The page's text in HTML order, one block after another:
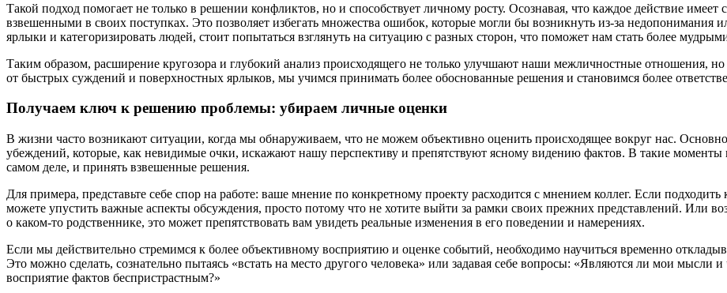
Такой подход помогает не только в решении конфликтов, но и способствует личному росту. Осознавая, что каждое действие
взвешенными в своих поступках. Это позволяет избегать множества ошибок, которые могли бы возникнуть из-за
ярлыки и категоризировать людей, стоит попытаться взглянуть на ситуацию с разных сторон, что поможет нам стать более
Таким образом, расширение кругозора и глубокий анализ происходящего не только улучшают наши межличностные отношения,
от быстрых суждений и поверхностных ярлыков, мы учимся принимать более обоснованные решения и становимся более
Получаем ключ к решению проблемы: убираем личные оценки
В жизни часто возникают ситуации, когда мы обнаруживаем, что не можем объективно оценить происходящее вокруг нас.
убеждений, которые, как невидимые очки, искажают нашу перспективу и препятствуют ясному видению фактов. В такие моменты
самом деле, и принять взвешенные решения.
Для примера, представьте себе спор на работе: ваше мнение по конкретному проекту расходится с мнением коллег. Если
можете упустить важные аспекты обсуждения, просто потому что не хотите выйти за рамки своих прежних представлений. Или
о каком-то родственнике, это может препятствовать вам увидеть реальные изменения в его поведении и намерениях.
Если мы действительно стремимся к более объективному восприятию и оценке событий, необходимо научиться временно
Это можно сделать, сознательно пытаясь «встать на место другого человека» или задавая себе вопросы: «Являются ли мои мысли
восприятие фактов беспристрастным?»